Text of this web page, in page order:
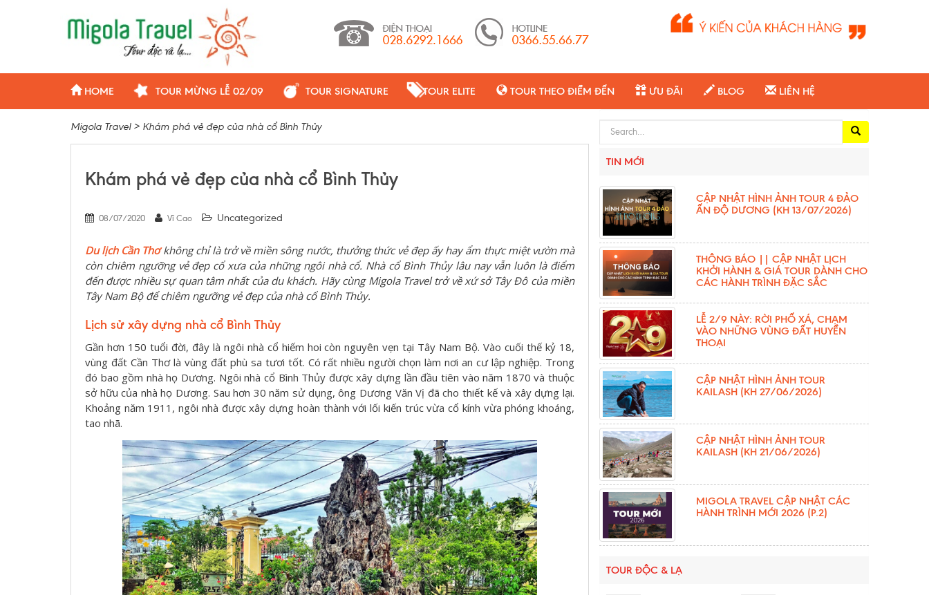
HOME TOUR MỪNG LỄ 02/09 TOUR SIGNATURE TOUR ELITE TOUR THEO ĐIỂM ĐẾN ƯU ĐÃI BLOG LIÊN HỆ
Migola Travel> Khám phá vẻ đẹp của nhà cổ Bình Thủy
Khám phá vẻ đẹp của nhà cổ Bình Thủy
08/07/2020 Vĩ Cao Uncategorized
Du lịch Cần Thơkhông chỉ là trở về miền sông nước, thưởng thức vẻ đẹp ấy hay ẩm thực miệt vườn mà
còn chiêm ngưỡng vẻ đẹp cổ xưa của những ngôi nhà cổ. Nhà cổ Bình Thủy lâu nay vẫn luôn là điểm
đến được nhiều sự quan tâm nhất của du khách. Hãy cùng Migola Travel trở về xứ sở Tây Đô của miền
Tây Nam Bộ để chiêm ngưỡng vẻ đẹp của nhà cổ Bình Thủy.
Lịch sử xây dựng nhà cổ Bình Thủy
Gần hơn 150 tuổi đời, đây là ngôi nhà cổ hiếm hoi còn nguyên vẹn tại Tây Nam Bộ. Vào cuối thế kỷ 18,
vùng đất Cần Thơ là vùng đất phù sa tươi tốt. Có rất nhiều người chọn làm nơi an cư lập nghiệp. Trong
đó bao gồm nhà họ Dương. Ngôi nhà cổ Bình Thủy được xây dựng lần đầu tiên vào năm 1870 và thuộc
sở hữu của nhà họ Dương. Sau hơn 30 năm sử dụng, ông Dương Văn Vị đã cho thiết kế và xây dựng lại.
Khoảng năm 1911, ngôi nhà được xây dựng hoàn thành với lối kiến trúc vừa cổ kính vừa phóng khoáng,
tao nhã.
Search for:
TIN MỚI
CẬP NHẬT HÌNH ẢNH TOUR 4 ĐẢO
ẤN ĐỘ DƯƠNG (KH 13/07/2026)
THÔNG BÁO || CẬP NHẬT LỊCH
KHỞI HÀNH & GIÁ TOUR DÀNH CHO
CÁC HÀNH TRÌNH ĐẶC SẮC
LỄ 2/9 NÀY: RỜI PHỐ XÁ, CHẠM
VÀO NHỮNG VÙNG ĐẤT HUYỀN
THOẠI
CẬP NHẬT HÌNH ẢNH TOUR
KAILASH (KH 27/06/2026)
CẬP NHẬT HÌNH ẢNH TOUR
KAILASH (KH 21/06/2026)
MIGOLA TRAVEL CẬP NHẬT CÁC
HÀNH TRÌNH MỚI 2026 (P.2)
TOUR ĐỘC & LẠ